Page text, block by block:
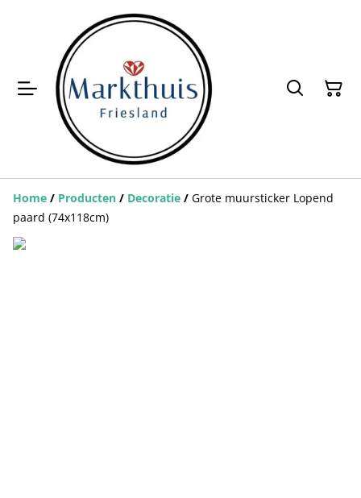
Home / Producten / Decoratie / Grote muursticker Lopend
paard (74x118cm)